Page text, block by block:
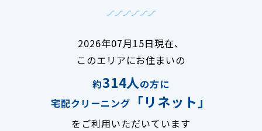
2026年07月15日現在、
このエリアにお住まいの
約314人の方に
宅配クリーニング
「リネット」
をご利用いただいています